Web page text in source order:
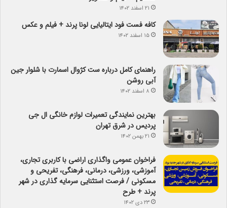
۲۱ اسفند ۱۴۰۲
کافه فست فود ایتالیایی لونا پرند + فیلم و عکس
۱۵ اسفند ۱۴۰۲
راهنمای کامل درباره ست کژوال اسمارت با شلوار جین
آبی روشن
۸ اسفند ۱۴۰۲
بهترین نمایندگی تعمیرات لوازم خانگی ال جی
پردیس در شرق تهران
۲۱ بهمن ۱۴۰۲
فراخوان عمومی واگذاری اراضی با کاربری تجاری،
آموزشی، ورزشی، درمانی، فرهنگی، تفریحی و
مسکونی / فرصت استثنایی سرمایه گذاری در شهر
پرند + طرح
۲۳ دی ۱۴۰۲